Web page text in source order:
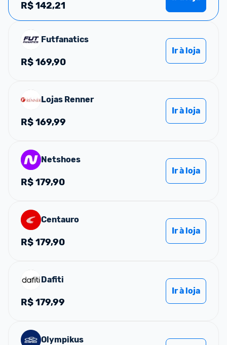
R$142,21
Futfanatics
R$169,90
Ir à loja
Lojas Renner
R$169,99
Ir à loja
Netshoes
R$179,90
Ir à loja
Centauro
R$179,90
Ir à loja
Dafiti
R$179,99
Ir à loja
Olympikus